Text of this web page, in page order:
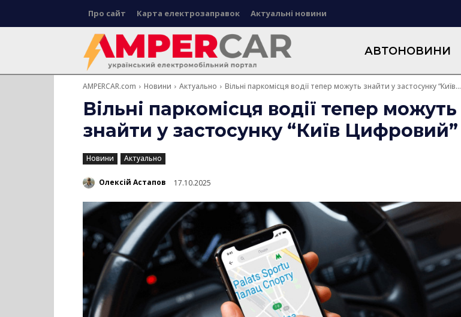
Про сайт Карта електрозаправок Актуальні новини
АВТОНОВИНИ
AMPERCAR.com Новини Актуально Вільні паркомісця водії тепер можуть знайти у застосунку “Київ...
Вільні паркомісця водії тепер можуть
знайти у застосунку “Київ Цифровий”
Новини Актуально
Олексій Астапов 17.10.2025